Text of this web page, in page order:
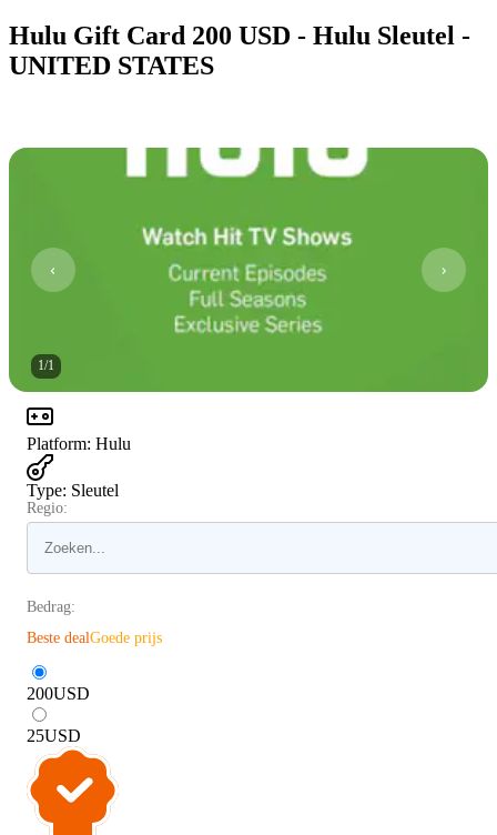
Hulu Gift Card 200 USD - Hulu Sleutel -
UNITED STATES
1/1
Platform: Hulu
Type: Sleutel
Regio:
Bedrag:
Beste dealGoede prijs
200USD
25USD